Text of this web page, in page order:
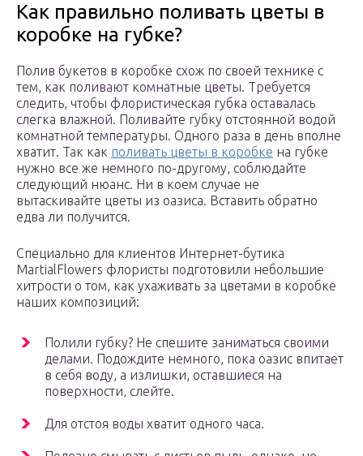
Как правильно поливать цветы в
коробке на губке?
Полив букетов в коробке схож по своей технике с
тем, как поливают комнатные цветы. Требуется
следить, чтобы флористическая губка оставалась
слегка влажной. Поливайте губку отстоянной водой
комнатной температуры. Одного раза в день вполне
хватит. Так как поливать цветы в коробке на губке
нужно все же немного по-другому, соблюдайте
следующий нюанс. Ни в коем случае не
вытаскивайте цветы из оазиса. Вставить обратно
едва ли получится.
Специально для клиентов Интернет-бутика
MartialFlowers флористы подготовили небольшие
хитрости о том, как ухаживать за цветами в коробке
наших композиций:
Полили губку? Не спешите заниматься своими
делами. Подождите немного, пока оазис впитает
в себя воду, а излишки, оставшиеся на
поверхности, слейте.
Для отстоя воды хватит одного часа.